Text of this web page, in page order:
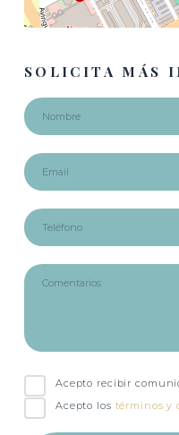
SOLICITA MÁS
Acepto recibir
Acepto los términos y